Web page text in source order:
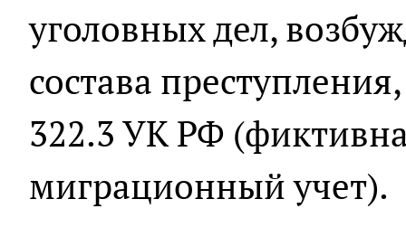
уголовных дел,
состава
322.3 УК РФ
миграционный учет).